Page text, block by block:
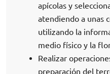
apícolas y
atendiendo a unas
utilizando la
medio físico y la
Realizar
preparación del